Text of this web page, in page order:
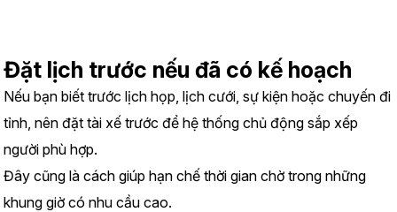
Đặt lịch trước nếu đã có kế hoạch
Nếu bạn biết trước lịch họp, lịch cưới, sự kiện hoặc chuyến đi
tỉnh, nên đặt tài xế trước để hệ thống chủ động sắp xếp
người phù hợp.
Đây cũng là cách giúp hạn chế thời gian chờ trong những
khung giờ có nhu cầu cao.